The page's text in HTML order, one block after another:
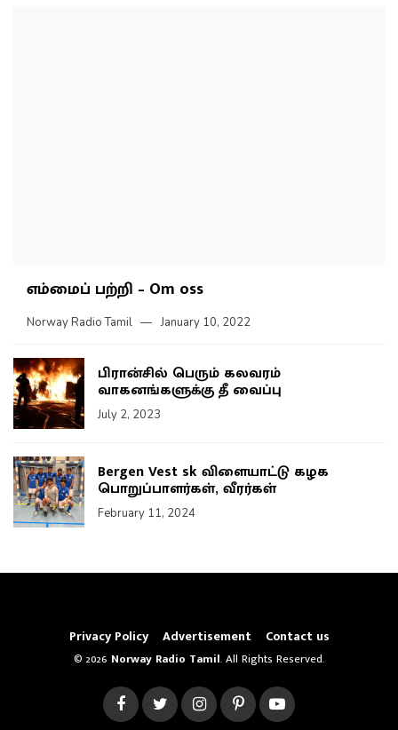
எம்மைப் பற்றி – Om oss
Norway Radio Tamil January 10, 2022
பிரான்சில் பெரும் கலவரம்
வாகனங்களுக்கு தீ வைப்பு
July 2, 2023
Bergen Vest sk விளையாட்டு கழக
பொறுப்பாளர்கள், வீரர்கள்
February 11, 2024
Privacy Policy Advertisement Contact us
© 2026 Norway Radio Tamil. All Rights Reserved.